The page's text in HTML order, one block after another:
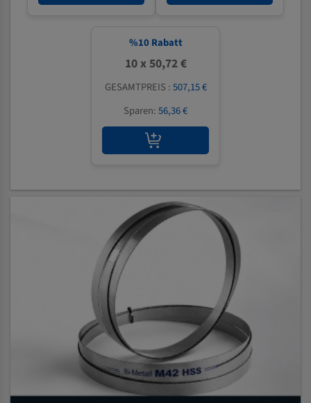
%10 Rabatt
10 x 50,72 €
GESAMTPREIS :507,15 €
Sparen:56,36 €